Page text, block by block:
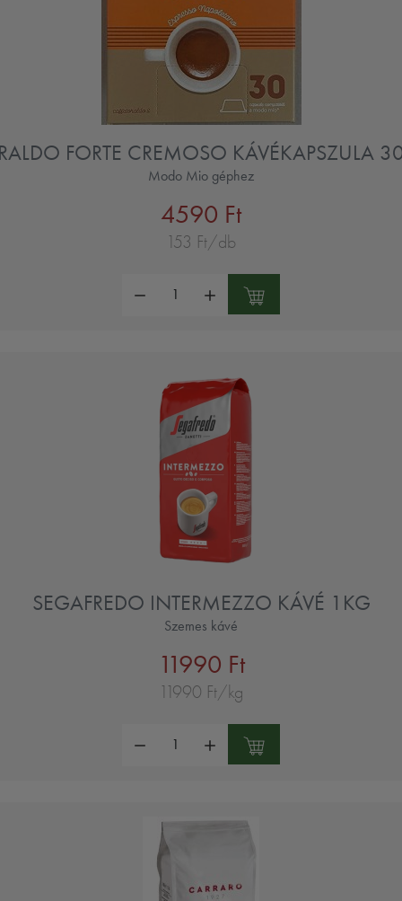
FORTE CREMOSO KÁVÉKAPSZULA
Modo Mio géphez
4590 Ft
153 Ft/db
SEGAFREDO INTERMEZZO KÁVÉ 1KG
Szemes kávé
11990 Ft
11990 Ft/kg